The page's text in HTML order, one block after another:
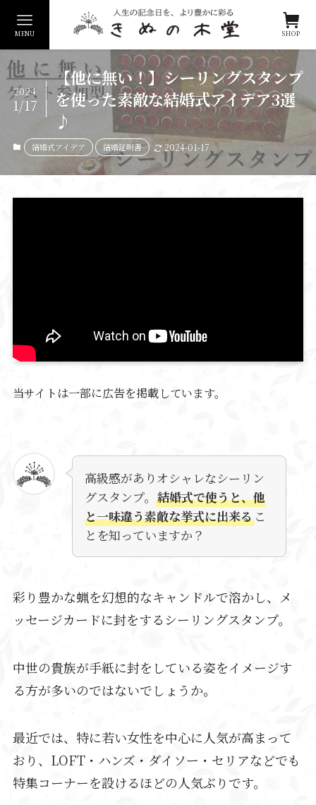
SHOP
MENU
【他に無い！】シーリングスタンプ
を使った素敵な結婚式アイデア3選
♪
2024
1/17
結婚式アイデア 結婚証明書 2024-01-17
当サイトは一部に広告を掲載しています。
高級感がありオシャレなシーリン
グスタンプ。 結婚式で使うと、他
と一味違う素敵な挙式に出来るこ
とを知っていますか？
彩り豊かな蝋を幻想的なキャンドルで溶かし、メ
ッセージカードに封をするシーリングスタンプ。
中世の貴族が手紙に封をしている姿をイメージす
る方が多いのではないでしょうか。
最近では、特に若い女性を中心に人気が高まって
おり、LOFT・ハンズ・ダイソー・セリアなどでも
特集コーナーを設けるほどの人気ぶりです。